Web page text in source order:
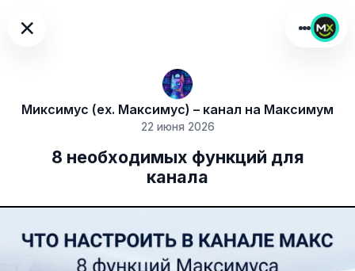
×
Миксимус (ex. Максимус) – канал на Максимум
22 июня 2026
8 необходимых функций для
канала